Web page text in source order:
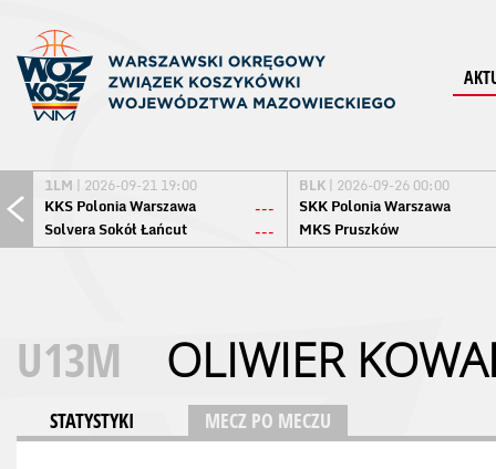
1LM | 2026-09-21 19:00
KKS Polonia Warszawa
---
Solvera Sokół Łańcut
---
BLK | 2026-09-26 00:00
SKK Polonia Warszawa
MKS Pruszków
U13M OLIWIER
STATYSTYKI MECZ PO MECZU